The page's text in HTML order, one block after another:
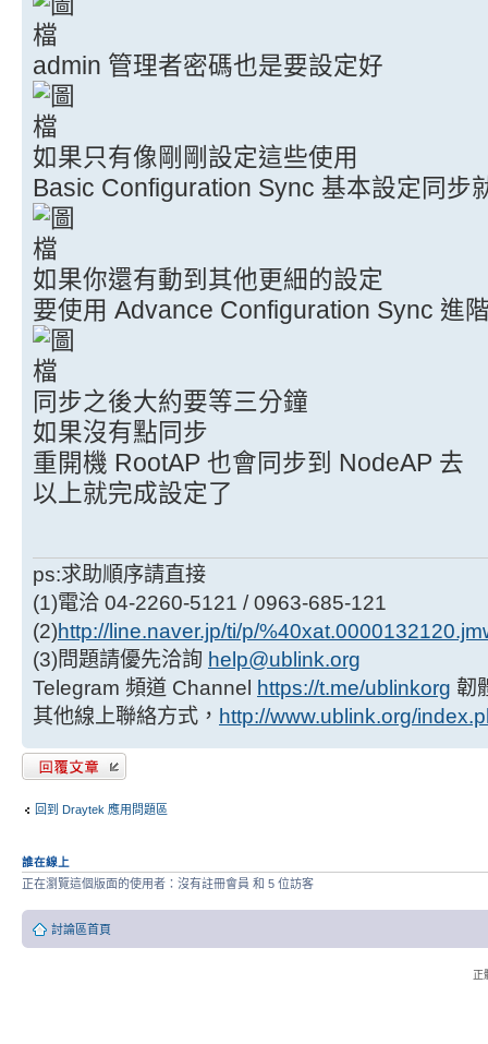
admin 管理者密碼也是要設定好
如果只有像剛剛設定這些使用
Basic Configuration Sync 基本設定同步
如果你還有動到其他更細的設定
要使用 Advance Configuration Sync 進
同步之後大約要等三分鐘
如果沒有點同步
重開機 RootAP 也會同步到 NodeAP 去
以上就完成設定了
ps:求助順序請直接
(1)電洽 04-2260-5121 / 0963-685-121
(2)http://line.naver.jp/ti/p/
(3)問題請優先洽詢 help@ublink.org
Telegram 頻道 Channel
https://t.me/ublinkorg 韌
其他線上聯絡方式， http://www.ublink.org/
發表回覆
回到 Draytek 應用問題區
誰在線上
正在瀏覽這個版面的使用者：沒有註冊會員 和 5 位訪客
討論區首頁
正